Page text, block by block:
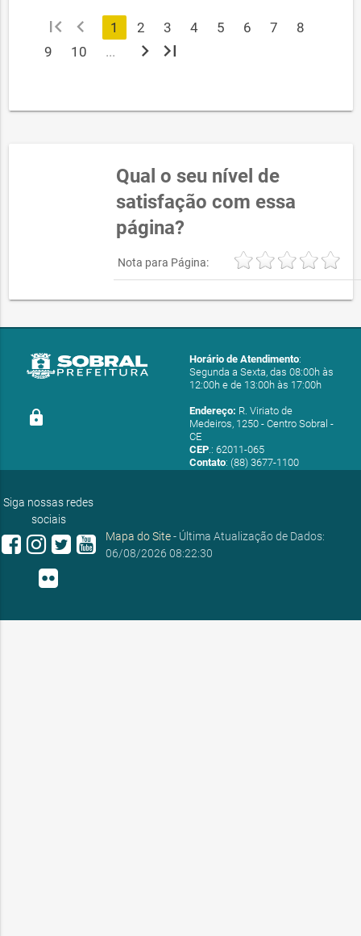
first_page chevron_left 1 2 3 4 5 6 7
8
9
10 ... chevron_right last_page
Qual o seu nível de
satisfação com essa
página?
Nota para Página:
lock
Horário de Atendimento:
Segunda a Sexta, das 08:00h às
12:00h e de 13:00h às 17:00h
Endereço: R. Viriato de
Medeiros, 1250 - Centro Sobral -
CE
CEP.: 62011-065
Contato: (88) 3677-1100
Siga nossas redes
sociais
Mapa do Site- Última Atualização de Dados:
06/08/2026 08:22:30